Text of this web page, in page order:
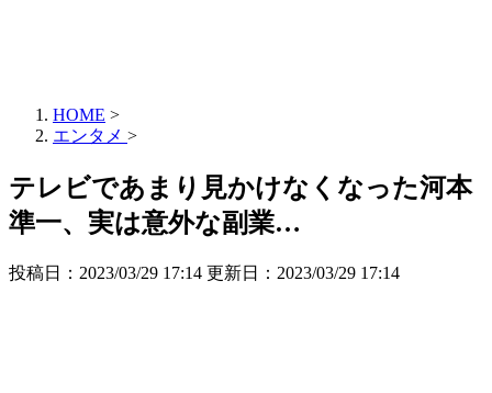
HOME >
エンタメ >
テレビであまり見かけなくなった河本
準一、実は意外な副業…
投稿日：2023/03/29 17:14 更新日： 2023/03/29 17:14